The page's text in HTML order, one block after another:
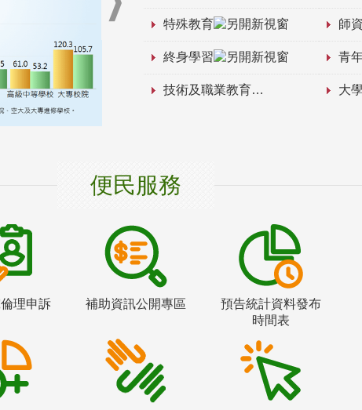
特殊教育 師
終身學習 青
技術及職業教育 大
便民服務
理申訴 補助資訊公開專區
預告統計資料發布
時間表